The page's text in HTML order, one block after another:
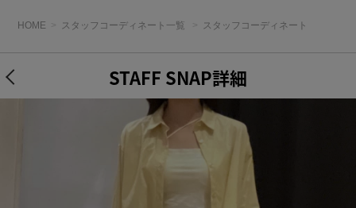
HOME スタッフコーディネート一覧 スタッフコーディネート
STAFF SNAP詳細